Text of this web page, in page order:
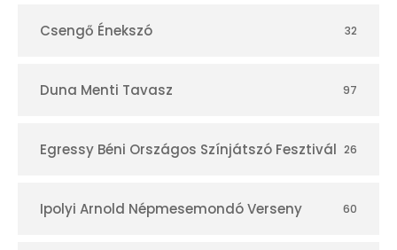
Csengő Énekszó 32
Duna Menti Tavasz 97
Egressy Béni Országos Színjátszó Fesztivál 26
Ipolyi Arnold Népmesemondó Verseny 60